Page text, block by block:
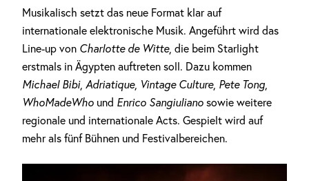
Musikalisch setzt das neue Format klar auf
internationale elektronische Musik. Angeführt wird das
Line-up von Charlotte de Witte, die beim Starlight
erstmals in Ägypten auftreten soll. Dazu kommen
Michael Bibi, Adriatique, Vintage Culture, Pete Tong,
WhoMadeWho und Enrico Sangiuliano sowie weitere
regionale und internationale Acts. Gespielt wird auf
mehr als fünf Bühnen und Festivalbereichen.